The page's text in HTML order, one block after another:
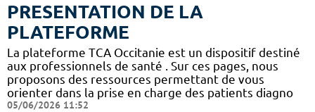
PRESENTATION DE LA
PLATEFORME
La plateforme TCA Occitanie est un dispositif destiné
aux professionnels de santé . Sur ces pages, nous
proposons des ressources permettant de vous
orienter dans la prise en charge des patients diagno
05/06/2026 11:52